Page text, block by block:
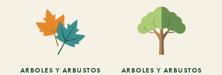
ARBOLES Y ARBUSTOS
ARBOLES Y ARBUSTOS